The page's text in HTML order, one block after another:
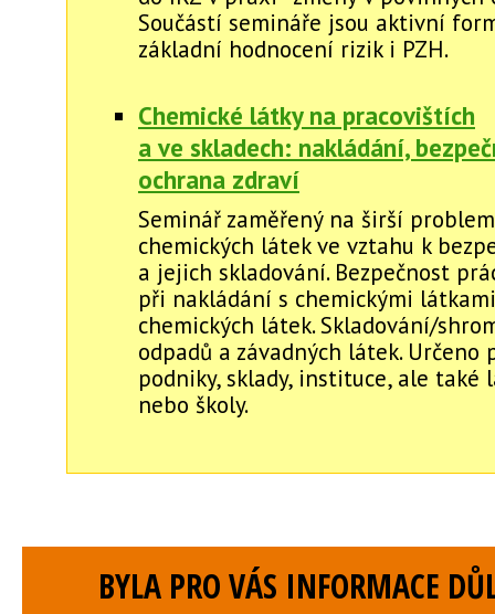
Součástí semináře jsou aktivní
základní hodnocení rizik i PZH.
Chemické látky na pracovištích
a ve skladech: nakládání,
ochrana zdraví
Seminář zaměřený na širší
chemických látek ve vztahu k
a jejich skladování. Bezpečnost
při nakládání s chemickými
chemických látek. Skladování/
odpadů a závadných látek. Určeno
podniky, sklady, instituce, ale také
nebo školy.
BYLA PRO VÁS INFORMACE